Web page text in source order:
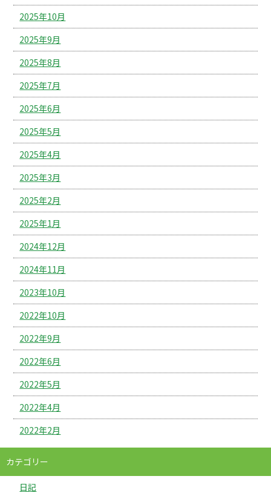
2025年10月
2025年9月
2025年8月
2025年7月
2025年6月
2025年5月
2025年4月
2025年3月
2025年2月
2025年1月
2024年12月
2024年11月
2023年10月
2022年10月
2022年9月
2022年6月
2022年5月
2022年4月
2022年2月
カテゴリー
日記